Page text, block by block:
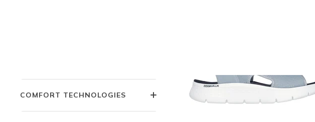
COMFORT TECHNOLOGIES